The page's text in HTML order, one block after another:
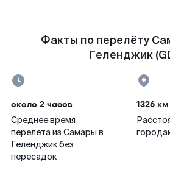
Факты по перелёту
Геленджик
около 2 часов
Среднее время
перелета из Самары в
Геленджик без
пересадок
1326 км